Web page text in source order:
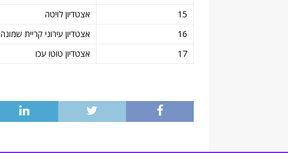
15
אצטדיון לויטה
16
אצטדיון עירוני קריית שמונה
17
אצטדיון טוטו עכו